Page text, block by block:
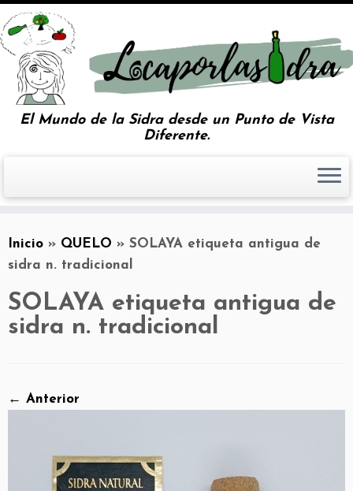
El Mundo de la Sidra desde un Punto de Vista
Diferente.
Inicio » QUELO » SOLAYA etiqueta antigua de
sidra n. tradicional
SOLAYA etiqueta antigua de
sidra n. tradicional
← Anterior